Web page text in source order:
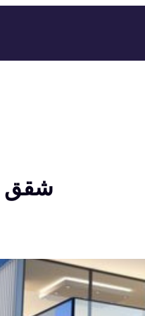
شقق